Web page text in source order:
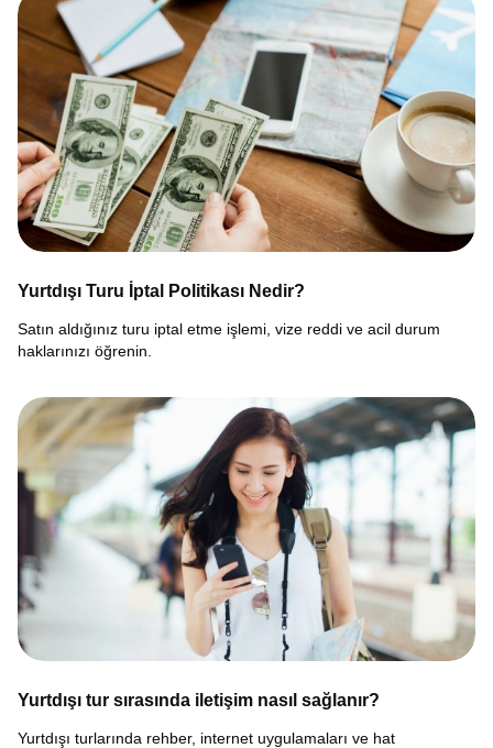
Yurtdışı Turu İptal Politikası Nedir?
Satın aldığınız turu iptal etme işlemi, vize reddi ve acil durum
haklarınızı öğrenin.
Yurtdışı tur sırasında iletişim nasıl sağlanır?
Yurtdışı turlarında rehber, internet uygulamaları ve hat